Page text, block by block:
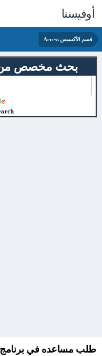
أوفيسنا
قسم الأكسيس Access
بحث مخصص من
طلب مساعده في